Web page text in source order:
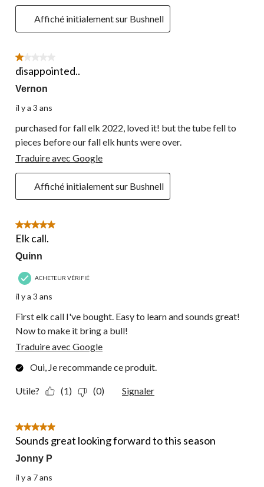
Affiché initialement sur Bushnell
1 étoile(s) sur 5.
disappointed..
Vernon
il y a 3 ans
purchased for fall elk 2022, loved it! but the tube fell to
pieces before our fall elk hunts were over.
Traduire avec Google
Affiché initialement sur Bushnell
5 étoile(s) sur 5.
Elk call.
Quinn
ACHETEUR VÉRIFIÉ
il y a 3 ans
First elk call I've bought. Easy to learn and sounds great!
Now to make it bring a bull!
Traduire avec Google
Oui, Je recommande ce produit.
Utile? (1) (0) Signaler
5 étoile(s) sur 5.
Sounds great looking forward to this season
Jonny P
il y a 7 ans